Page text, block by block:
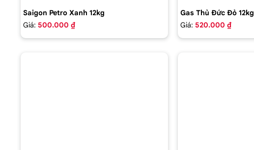
Saigon Petro Xanh 12kg
Giá: 500.000 ₫
Gas Thủ Đức Đỏ 12kg
Giá: 520.000 ₫